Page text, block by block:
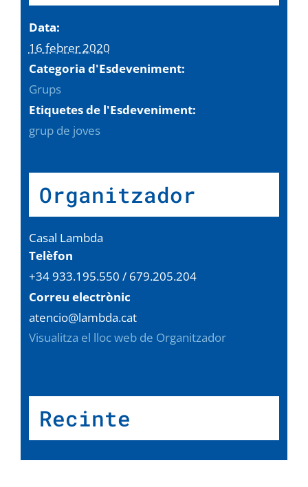
Data:
16 febrer 2020
Categoria d'Esdeveniment:
Grups
Etiquetes de l'Esdeveniment:
grup de joves
Organitzador
Casal Lambda
Telèfon
+34 933.195.550 / 679.205.204
Correu electrònic
atencio@lambda.cat
Visualitza el lloc web de Organitzador
Recinte